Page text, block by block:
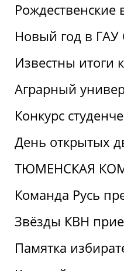
Рождественские
Новый год в ГАУ
Известны итоги
Аграрный
Конкурс
День открытых
ТЮМЕНСКАЯ
Команда Русь
Звёзды КВН
Памятка